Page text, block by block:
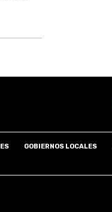
GOBIERNOS LOCALES